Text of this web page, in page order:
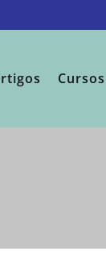
Cursos